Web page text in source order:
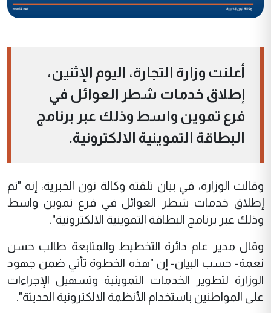
أعلنت وزارة التجارة، اليوم الإثنين،
إطلاق خدمات شطر العوائل في
فرع تموين واسط وذلك عبر برنامج
البطاقة التموينية الالكترونية.
وقالت الوزارة، في بيان تلقته وكالة نون الخبرية، إنه "تم
إطلاق خدمات شطر العوائل في فرع تموين واسط
وذلك عبر برنامج البطاقة التموينية الالكترونية".
وقال مدير عام دائرة التخطيط والمتابعة طالب حسن
نعمة- حسب البيان- إن "هذه الخطوة تأتي ضمن جهود
الوزارة لتطوير الخدمات التموينية وتسهيل الإجراءات
على المواطنين باستخدام الأنظمة الالكترونية الحديثة".